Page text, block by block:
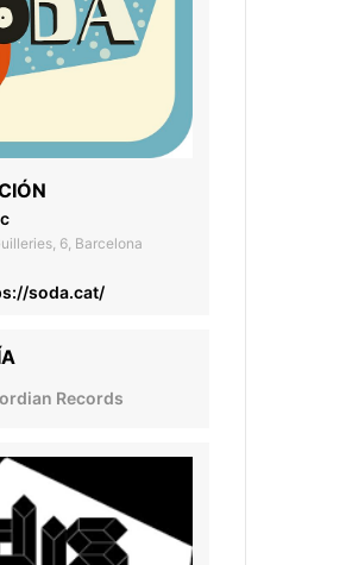
6, Barcelona
soda.cat/
Records